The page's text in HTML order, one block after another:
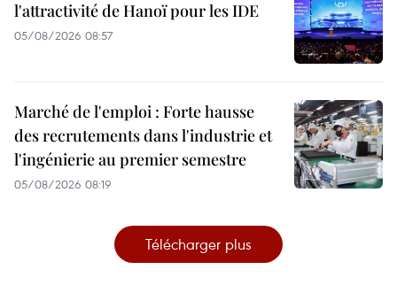
l'attractivité de Hanoï pour les IDE
05/08/2026 08:57
Marché de l'emploi : Forte hausse
des recrutements dans l'industrie et
l'ingénierie au premier semestre
05/08/2026 08:19
Télécharger plus